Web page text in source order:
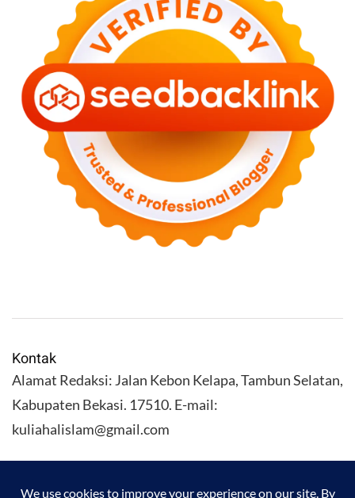
Kontak
Alamat Redaksi: Jalan Kebon Kelapa, Tambun Selatan,
Kabupaten Bekasi. 17510. E-mail:
kuliahalislam@gmail.com